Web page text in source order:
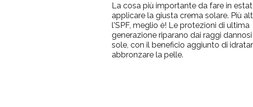
La cosa più importante da fare in
applicare la giusta crema solare. Più
l'SPF, meglio è! Le protezioni di ultima
generazione riparano dai raggi
sole, con il beneficio aggiunto di
abbronzare la pelle.